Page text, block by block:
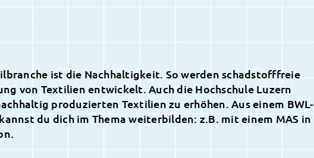
ist die Nachhaltigkeit. So werden schadstofffreie
von Textilien entwickelt. Auch die Hochschule Luzern
produzierten Textilien zu erhöhen. Aus einem BWL-
du dich im Thema weiterbilden: z.B. mit einem MAS in